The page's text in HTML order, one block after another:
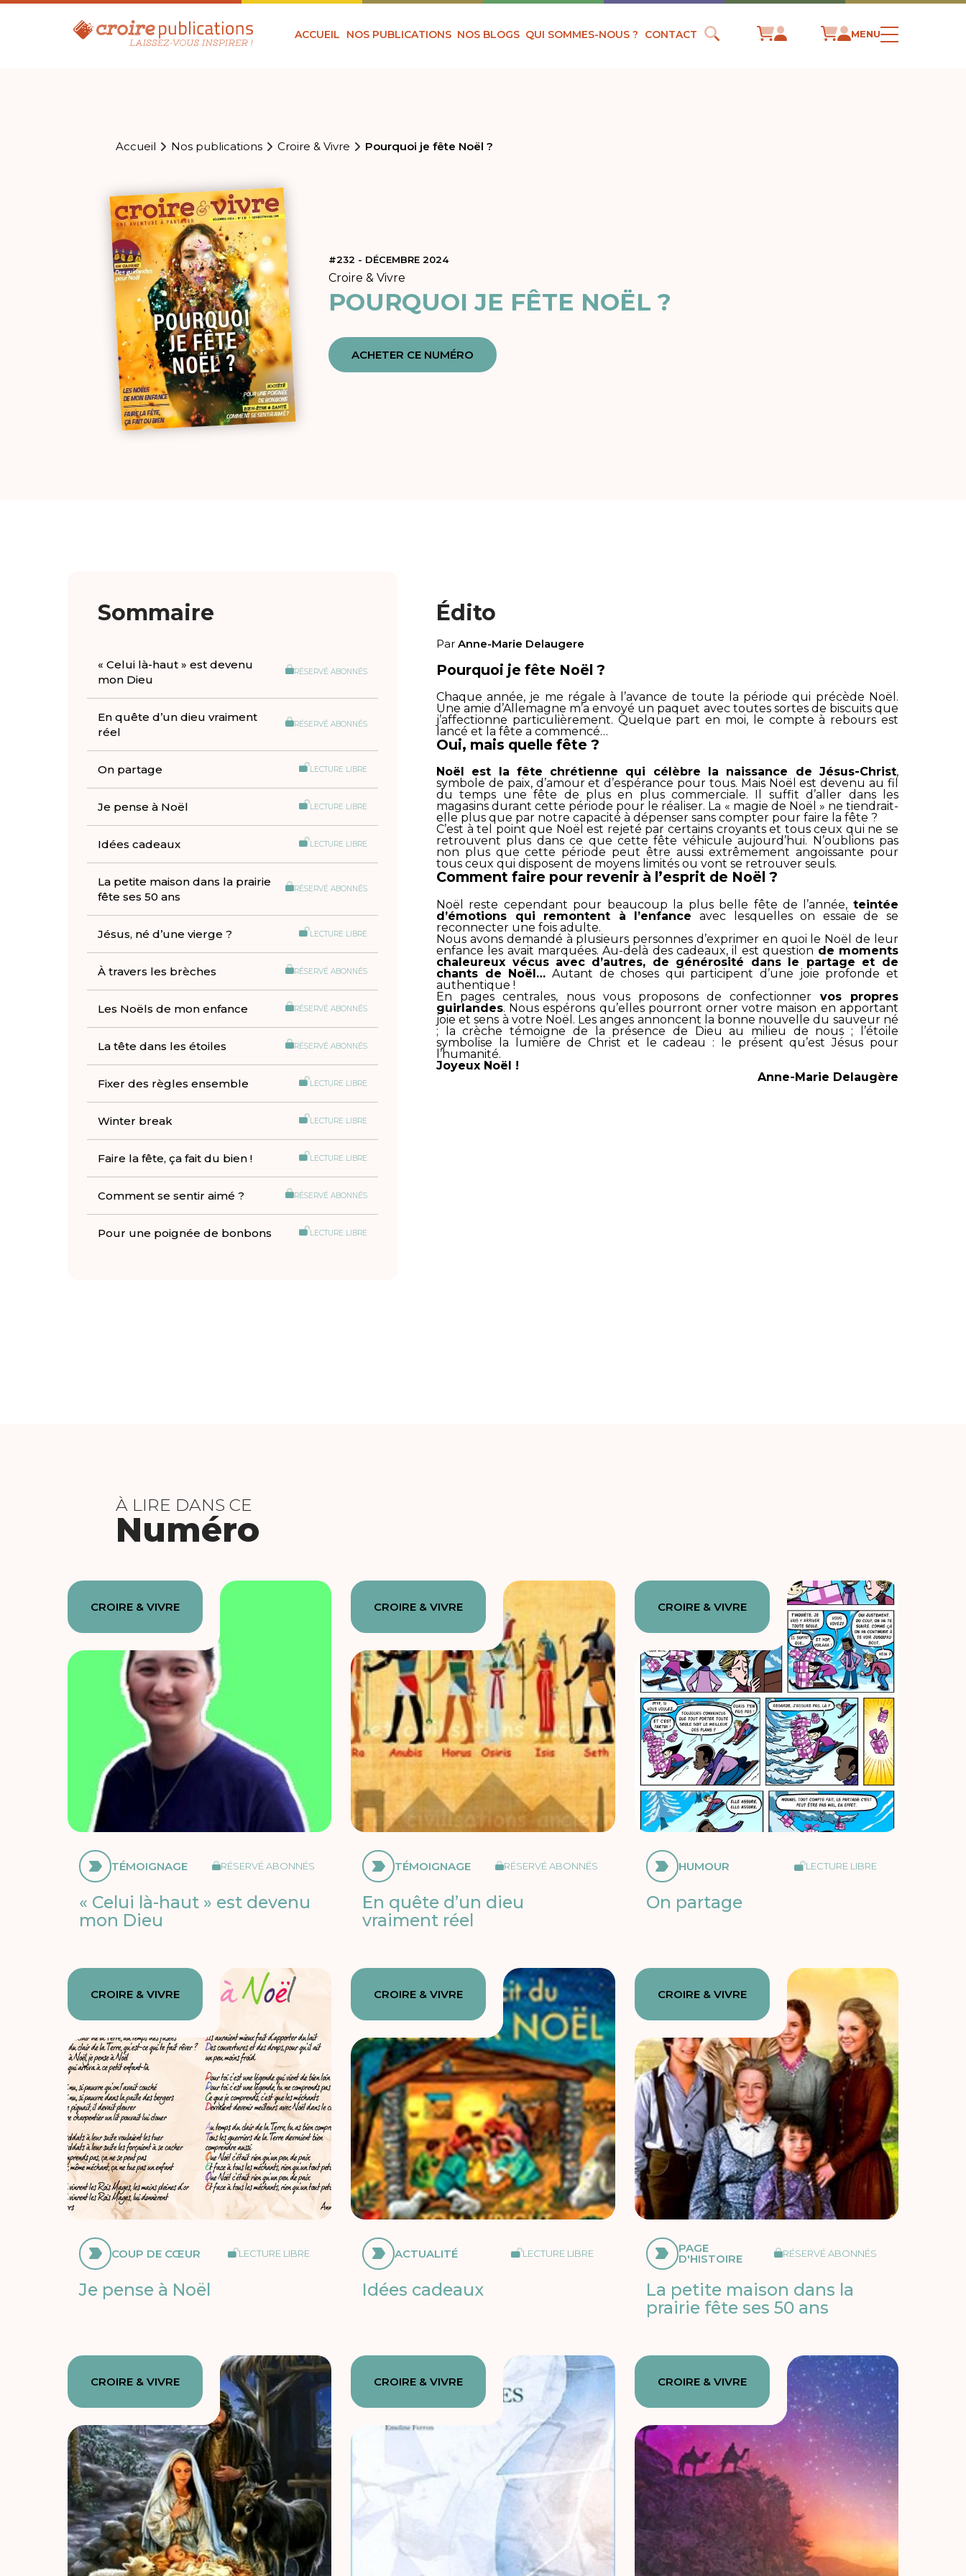
ACCUEIL NOS PUBLICATIONS NOS BLOGS QUI SOMMES-NOUS ? CONTACT MENU
Accueil Nos publications Croire & Vivre Pourquoi je fête Noël ?
#232 - DÉCEMBRE 2024
Croire & Vivre
POURQUOI JE FÊTE NOËL ?
ACHETER CE NUMÉRO
Sommaire
« Celui là-haut » est devenu
mon Dieu
RÉSERVÉ ABONNÉS
En quête d’un dieu vraiment
réel
RÉSERVÉ ABONNÉS
On partage LECTURE LIBRE
Je pense à Noël LECTURE LIBRE
Idées cadeaux LECTURE LIBRE
La petite maison dans la prairie
fête ses 50 ans
RÉSERVÉ ABONNÉS
Jésus, né d’une vierge ? LECTURE LIBRE
À travers les brèches RÉSERVÉ ABONNÉS
Les Noëls de mon enfance RÉSERVÉ ABONNÉS
La tête dans les étoiles RÉSERVÉ ABONNÉS
Fixer des règles ensemble LECTURE LIBRE
Winter break LECTURE LIBRE
Faire la fête, ça fait du bien ! LECTURE LIBRE
Comment se sentir aimé ? RÉSERVÉ ABONNÉS
Pour une poignée de bonbons LECTURE LIBRE
Édito
ParAnne-Marie Delaugere
Pourquoi je fête Noël ?
Chaque année, je me régale à l’avance de toute la période qui précède Noël.
Une amie d’Allemagne m’a envoyé un paquet avec toutes sortes de biscuits que
j’affectionne particulièrement. Quelque part en moi, le compte à rebours est
lancé et la fête a commencé…
Oui, mais quelle fête ?
Noël est la fête chrétienne qui célèbre la naissance de Jésus-Christ,
symbole de paix, d’amour et d’espérance pour tous. Mais Noël est devenu au fil
du temps une fête de plus en plus commerciale. Il suffit d’aller dans les
magasins durant cette période pour le réaliser. La « magie de Noël » ne tiendrait-
elle plus que par notre capacité à dépenser sans compter pour faire la fête ?
C’est à tel point que Noël est rejeté par certains croyants et tous ceux qui ne se
retrouvent plus dans ce que cette fête véhicule aujourd’hui. N’oublions pas
non plus que cette période peut être aussi extrêmement angoissante pour
tous ceux qui disposent de moyens limités ou vont se retrouver seuls.
Comment faire pour revenir à l’esprit de Noël ?
Noël reste cependant pour beaucoup la plus belle fête de l’année, teintée
d’émotions qui remontent à l’enfance avec lesquelles on essaie de se
reconnecter une fois adulte.
Nous avons demandé à plusieurs personnes d’exprimer en quoi le Noël de leur
enfance les avait marquées. Au-delà des cadeaux, il est question de moments
chaleureux vécus avec d’autres, de générosité dans le partage et de
chants de Noël… Autant de choses qui participent d’une joie profonde et
authentique !
En pages centrales, nous vous proposons de confectionner vos propres
guirlandes. Nous espérons qu’elles pourront orner votre maison en apportant
joie et sens à votre Noël. Les anges annoncent la bonne nouvelle du sauveur né
; la crèche témoigne de la présence de Dieu au milieu de nous ; l’étoile
symbolise la lumière de Christ et le cadeau : le présent qu’est Jésus pour
l’humanité.
Joyeux Noël !
Anne-Marie Delaugère
À LIRE DANS CE
Numéro
CROIRE & VIVRE
TÉMOIGNAGE RÉSERVÉ ABONNÉS
« Celui là-haut » est devenu
mon Dieu
CROIRE & VIVRE
TÉMOIGNAGE RÉSERVÉ ABONNÉS
En quête d’un dieu
vraiment réel
CROIRE & VIVRE
HUMOUR LECTURE LIBRE
On partage
CROIRE & VIVRE
COUP DE CŒUR LECTURE LIBRE
Je pense à Noël
CROIRE & VIVRE
ACTUALITÉ LECTURE LIBRE
Idées cadeaux
CROIRE & VIVRE
PAGE
D'HISTOIRE RÉSERVÉ ABONNÉS
La petite maison dans la
prairie fête ses 50 ans
CROIRE & VIVRE CROIRE & VIVRE CROIRE & VIVRE